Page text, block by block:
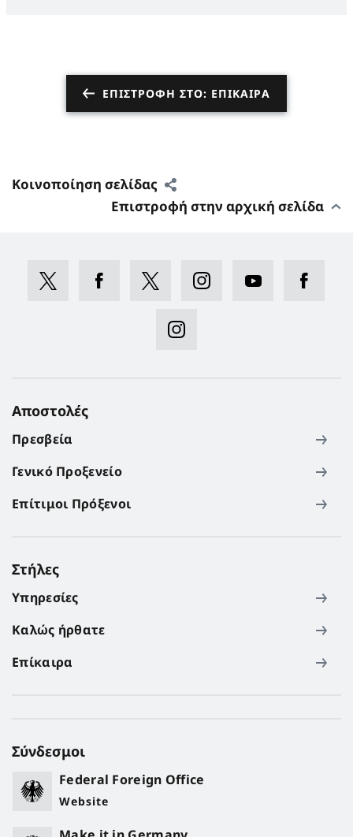
ΕΠΙΣΤΡΟΦΉ ΣΤΟ: ΕΠΊΚΑΙΡΑ
Κοινοποίηση σελίδας
Επιστροφή στην αρχική σελίδα
Αποστολές
Πρεσβεία
Γενικό Προξενείο
Επίτιμοι Πρόξενοι
Στήλες
Υπηρεσίες
Καλώς ήρθατε
Επίκαιρα
Σύνδεσμοι
Federal Foreign Office
Website